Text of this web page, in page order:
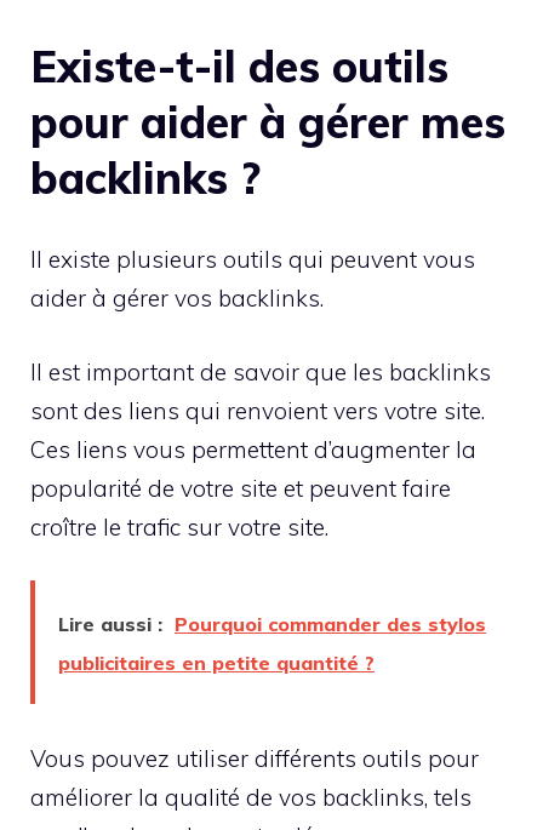
Existe-t-il des outils
pour aider à gérer mes
backlinks ?
Il existe plusieurs outils qui peuvent vous
aider à gérer vos backlinks.
Il est important de savoir que les backlinks
sont des liens qui renvoient vers votre site.
Ces liens vous permettent d’augmenter la
popularité de votre site et peuvent faire
croître le trafic sur votre site.
Lire aussi : Pourquoi commander des stylos
publicitaires en petite quantité ?
Vous pouvez utiliser différents outils pour
améliorer la qualité de vos backlinks, tels